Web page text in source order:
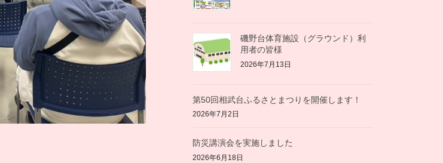
磯野台体育施設（グラウンド）利
用者の皆様
2026年7月13日
第50回相武台ふるさとまつりを開催します！
2026年7月2日
防災講演会を実施しました
2026年6月18日